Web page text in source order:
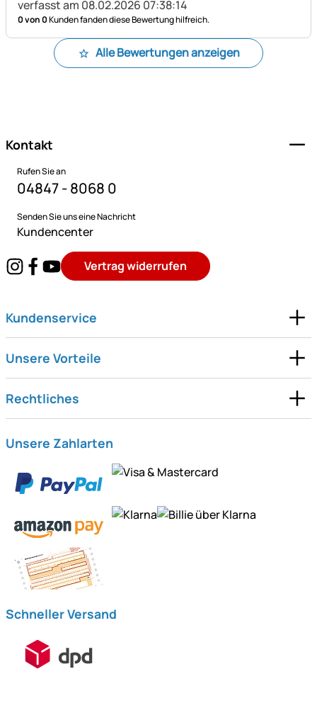
verfasst am 08.02.2026 07:38:14
0 von 0Kunden fanden diese Bewertung hilfreich.
Alle Bewertungen anzeigen
Kontakt
Rufen Sie an
04847 - 8068 0
Senden Sie uns eine Nachricht
Kundencenter
Vertrag widerrufen
Kundenservice
Unsere Vorteile
Rechtliches
Unsere Zahlarten
Schneller Versand